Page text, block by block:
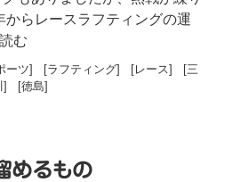
らレースラフティングの運
む
ーツ] [ラフティング] [レース] [三
] [徳島]
めるもの